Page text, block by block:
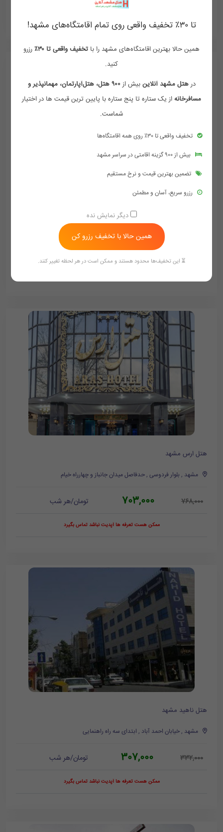
هتل پارساوا مشهد
مشهد , خیابان امام رضا , امام رضا 11
495,000 تومان/هر شب
هتل ارس مشهد
مشهد , بلوار فردوسی , حدفاصل میدان جانباز و چهارراه خیام
768,000
703,000 تومان/هر شب
ممکن هست تعرفه ها آپدیت نباشد تماس بگیرد
هتل ناهید مشهد
مشهد , خیابان احمد آباد , ابتدای سه راه راهنمایی
332,000
307,000 تومان/هر شب
ممکن هست تعرفه ها آپدیت نباشد تماس بگیرد
تا ۳۰٪ تخفیف واقعی روی تمام اقامتگاه‌های مشهد!
همین حالا بهترین اقامتگاه‌های مشهد را با تخفیف واقعی تا ۳۰٪
رزرو
کنید.
درهتل مشهد آنلاین بیش از
۹۰۰ هتل، هتل‌آپارتمان، مهمانپذیر و
مسافرخانه از یک ستاره تا پنج ستاره با پایین ترین قیمت ها در اختیار
شماست.
تخفیف واقعی تا ۳۰٪ روی همه اقامتگاه‌ها
بیش از ۹۰۰ گزینه اقامتی در سراسر مشهد
تضمین بهترین قیمت و نرخ مستقیم
رزرو سریع، آسان و مطمئن
دیگر نمایش نده
همین حالا با تخفیف رزرو کن
⏳ این تخفیف‌ها محدود هستند و ممکن است در هر لحظه تغییر کنند.